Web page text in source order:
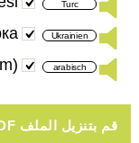
Turc
Ukrainien
arabisch